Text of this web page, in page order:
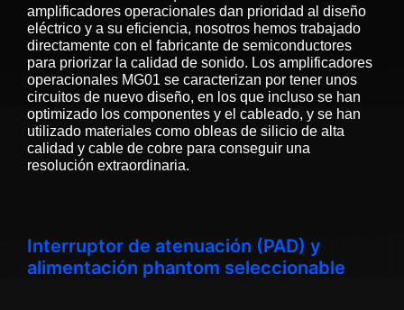
amplificadores operacionales dan prioridad al diseño
eléctrico y a su eficiencia, nosotros hemos trabajado
directamente con el fabricante de semiconductores
para priorizar la calidad de sonido. Los amplificadores
operacionales MG01 se caracterizan por tener unos
circuitos de nuevo diseño, en los que incluso se han
optimizado los componentes y el cableado, y se han
utilizado materiales como obleas de silicio de alta
calidad y cable de cobre para conseguir una
resolución extraordinaria.
Interruptor de atenuación (PAD) y
alimentación phantom seleccionable